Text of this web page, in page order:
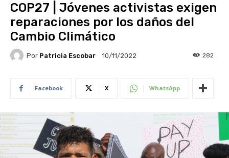
COP27 | Jóvenes activistas exigen
reparaciones por los daños del
Cambio Climático
Por Patricia Escobar 10/11/2022 282
Facebook X WhatsApp